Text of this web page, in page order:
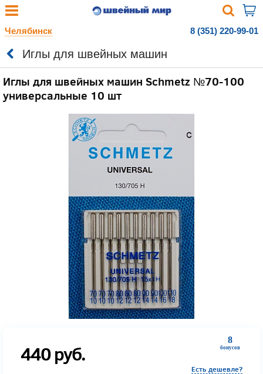
Челябинск 8 (351) 220-99-01
Иглы для швейных машин
Иглы для швейных машин Schmetz №70-100
универсальные 10 шт
8
бонусов
440руб.
Есть дешевле?